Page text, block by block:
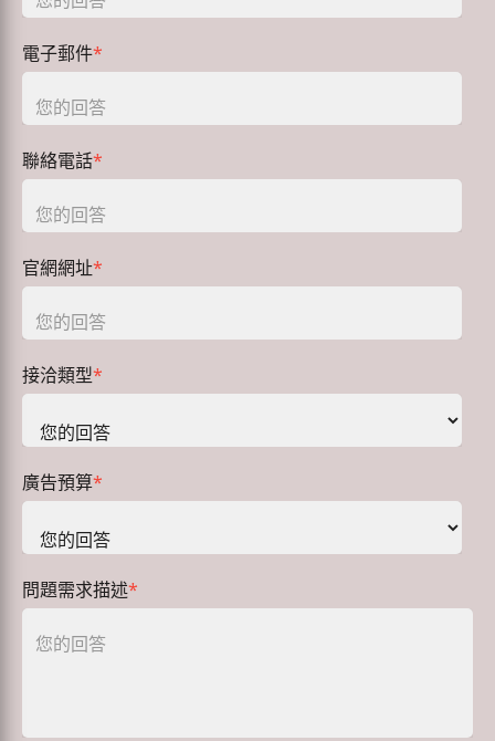
電子郵件*
聯絡電話*
官網網址*
接洽類型*
廣告預算*
問題需求描述*